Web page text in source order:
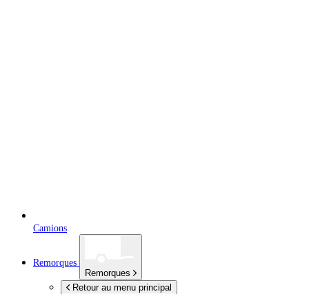
Camions
Remorques
Remorques
Retour au menu principal